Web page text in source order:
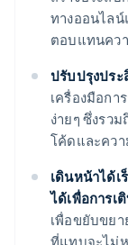
ทางออนไล
ตอบแทนคว
ปรับปรุงประ
เครื่องมือกา
ง่ายๆ ซึ่งรว
โค้ดและคว
เดินหน้าได้
ได้เพื่อการเ
เพื่อขยับขย